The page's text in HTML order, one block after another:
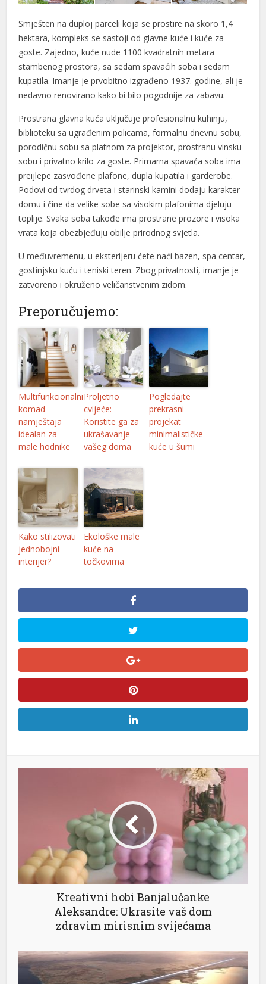
Smješten na duploj parceli koja se prostire na skoro 1,4
hektara, kompleks se sastoji od glavne kuće i kuće za
goste. Zajedno, kuće nude 1100 kvadratnih metara
stambenog prostora, sa sedam spavaćih soba i sedam
kupatila. Imanje je prvobitno izgrađeno 1937. godine, ali je
nedavno renovirano kako bi bilo pogodnije za zabavu.
Prostrana glavna kuća uključuje profesionalnu kuhinju,
biblioteku sa ugrađenim policama, formalnu dnevnu sobu,
porodičnu sobu sa platnom za projektor, prostranu vinsku
sobu i privatno krilo za goste. Primarna spavaća soba ima
preijlepe zasvođene plafone, dupla kupatila i garderobe.
Podovi od tvrdog drveta i starinski kamini dodaju karakter
domu i čine da velike sobe sa visokim plafonima djeluju
toplije. Svaka soba takođe ima prostrane prozore i visoka
vrata koja obezbjeđuju obilje prirodnog svjetla.
U međuvremenu, u eksterijeru ćete naći bazen, spa centar,
gostinjsku kuću i teniski teren. Zbog privatnosti, imanje je
zatvoreno i okruženo veličanstvenim zidom.
Preporučujemo:
Multifunkcionalni
komad
namještaja
idealan za
male hodnike
Proljetno
cvijeće:
Koristite ga za
ukrašavanje
vašeg doma
Pogledajte
prekrasni
projekat
minimalističke
kuće u šumi
Kako stilizovati
jednobojni
interijer?
Ekološke male
kuće na
točkovima
Kreativni hobi Banjalučanke
Aleksandre: Ukrasite vaš dom
zdravim mirisnim svijećama